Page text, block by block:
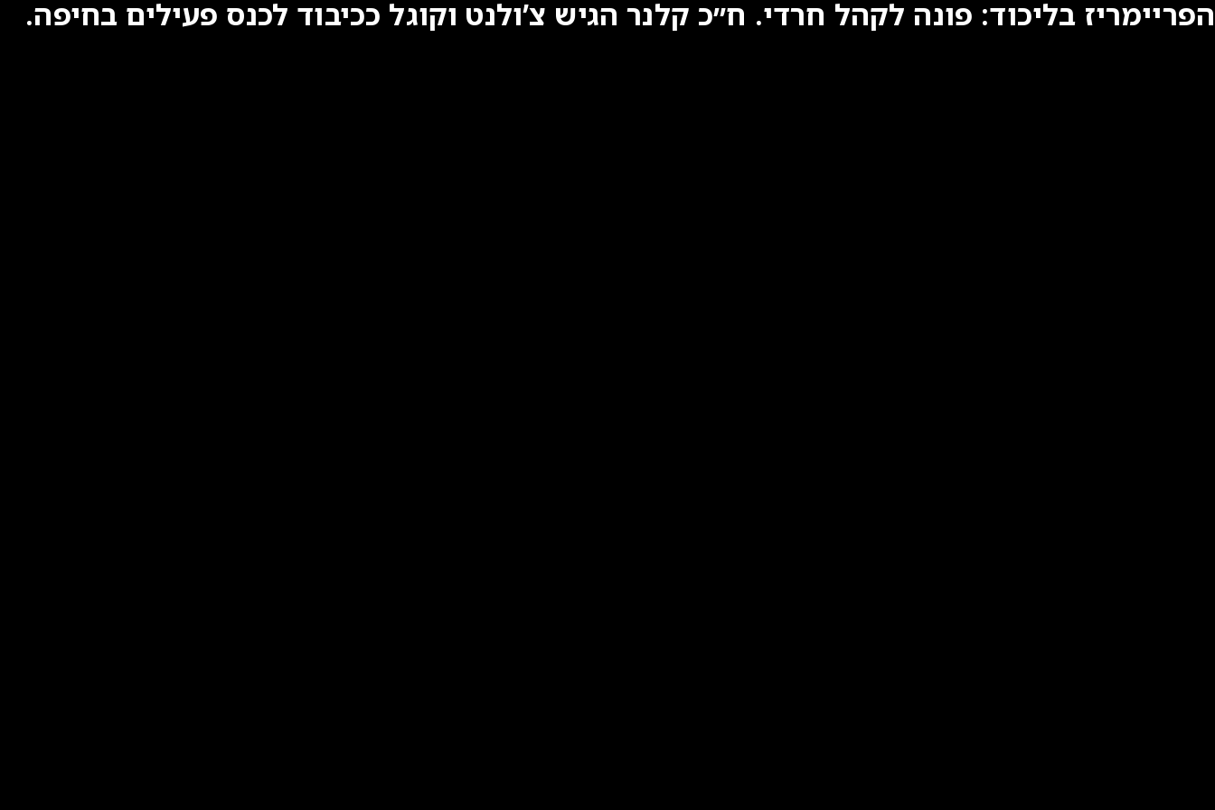
הפריימריז בליכוד: פונה לקהל חרדי. ח״כ קלנר הגיש צ’ולנט וקוגל ככיבוד לכנס פעילים בחיפה.